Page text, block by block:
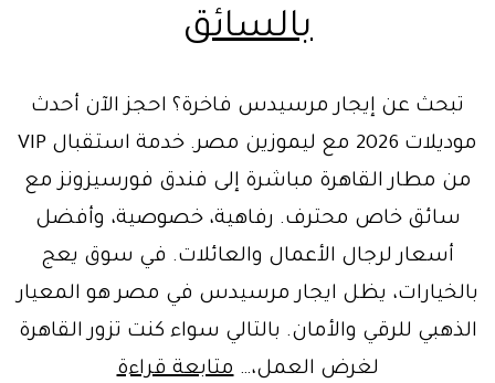
بالسائق
تبحث عن إيجار مرسيدس فاخرة؟ احجز الآن أحدث
موديلات 2026 مع ليموزين مصر. خدمة استقبال VIP
من مطار القاهرة مباشرة إلى فندق فورسيزونز مع
سائق خاص محترف. رفاهية، خصوصية، وأفضل
أسعار لرجال الأعمال والعائلات. في سوق يعج
بالخيارات، يظل ايجار مرسيدس في مصر هو المعيار
الذهبي للرقي والأمان. بالتالي سواء كنت تزور القاهرة
لغرض العمل،…متابعة قراءةإيجار